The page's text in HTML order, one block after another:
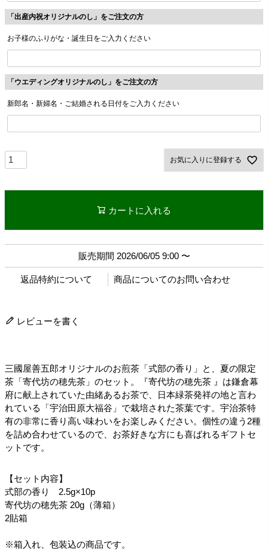
「出産内祝オリジナルのし」をご注文の方
お子様のふりがな・誕生日をご入力ください
「ウエディングオリジナルのし」をご注文の方
新郎名・新婦名・ご結婚される日付をご入力ください
お気に入りに登録する
カートに入れる
販売期間 2026/06/05 9:00 〜
返品特約について 商品についてのお問い合わせ
レビューを書く
三國屋善五郎オリジナルのお煎茶「式部の香り」と、夏の限定
茶「寄代坊の穂先茶」のセット。『寄代坊の穂先茶 』は鎌倉幕
府に献上されていた由緒あるお茶で、日本緑茶発祥の地と言わ
れている「宇治田原大福谷」で栽培された茶葉です。宇治茶特
有の非常に香り高い味わいをお楽しみください。個性の違う2種
を詰め合わせているので、お茶好きな方にも喜ばれるギフトセ
ットです。
【セット内容】
式部の香り 2.5g×10p
寄代坊の穂先茶 20g（薄箱）
2貼箱
※箱入れ、包装込の商品です。